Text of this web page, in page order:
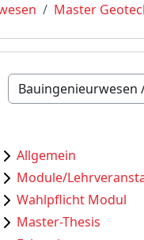
Master
Kursbereiche
Allgemein
Module/
Wahlpflicht Modul
Master-Thesis